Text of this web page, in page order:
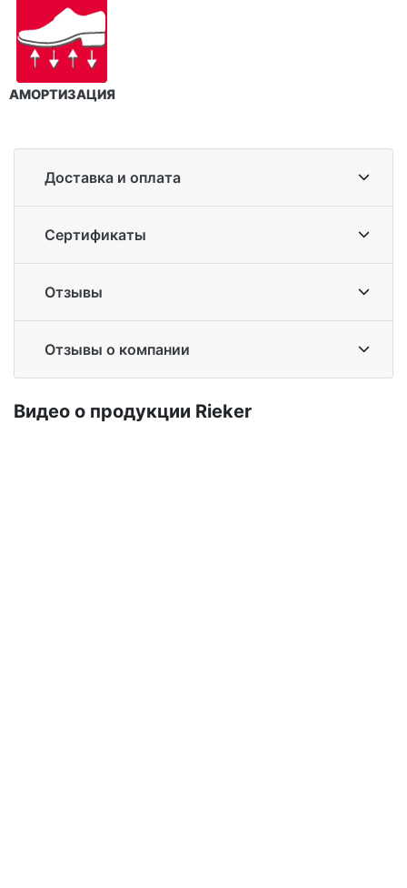
АМОРТИЗАЦИЯ
Доставка и оплата
Сертификаты
Отзывы
Отзывы о компании
Ви­део о про­дук­ции Ri­eker